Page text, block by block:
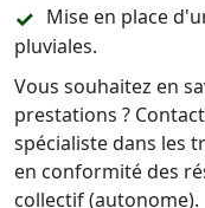
Mise en place
pluviales.
Vous souhaitez en
prestations ?
spécialiste dans les
en conformité des
collectif (autonome).